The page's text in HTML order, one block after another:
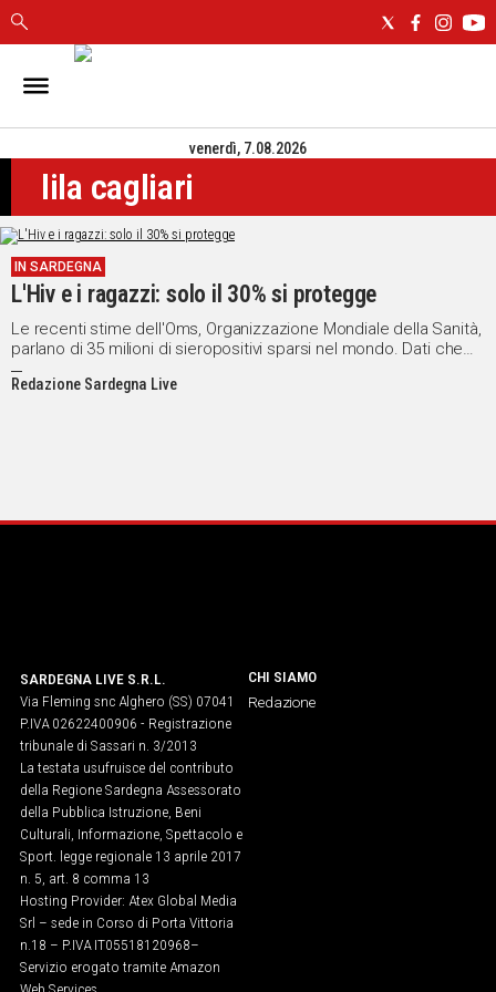
IN
CAGLIARI
SASSARI
NUORO
ORISTANO
SULCIS
GALLURA
OGLIASTRA
MEDIO
CAMPIDANO
IN
STORIE
VIDEO
UNISCITI
AL CANALE
WHATSAPP
venerdì, 7.08.2026
lila cagliari
IN SARDEGNA
L'Hiv e i ragazzi: solo il 30% si protegge
Le recenti stime dell'Oms, Organizzazione Mondiale della Sanità,
parlano di 35 milioni di sieropositivi sparsi nel mondo. Dati che
comunque non spaventano più come negli anni '90.
Redazione Sardegna Live
SARDEGNA LIVE S.R.L.
Via Fleming snc Alghero (SS) 07041
P.IVA 02622400906 - Registrazione
tribunale di Sassari n. 3/2013
La testata usufruisce del contributo
della Regione Sardegna Assessorato
della Pubblica Istruzione, Beni
Culturali, Informazione, Spettacolo e
Sport. legge regionale 13 aprile 2017
n. 5, art. 8 comma 13
Hosting Provider: Atex Global Media
Srl – sede in Corso di Porta Vittoria
n.18 – P.IVA IT05518120968​–
Servizio erogato tramite Amazon
CHI SIAMO
Redazione